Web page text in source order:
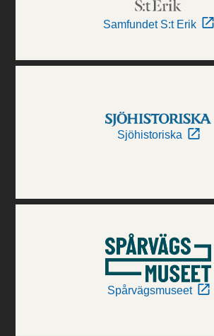
Samfundet S:t Erik
Sjöhistoriska
Spårvägsmuseet